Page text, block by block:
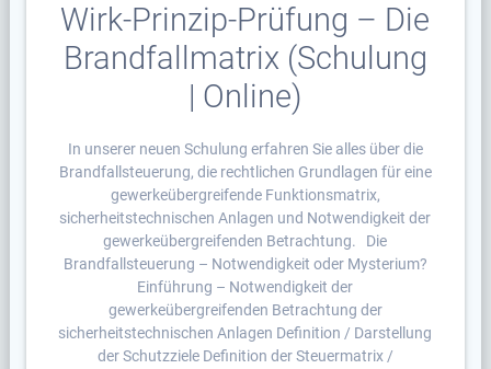
Wirk-Prinzip-Prüfung – Die
Brandfallmatrix (Schulung
| Online)
In unserer neuen Schulung erfahren Sie alles über die
Brandfallsteuerung, die rechtlichen Grundlagen für eine
gewerkeübergreifende Funktionsmatrix,
sicherheitstechnischen Anlagen und Notwendigkeit der
gewerkeübergreifenden Betrachtung. Die
Brandfallsteuerung – Notwendigkeit oder Mysterium?
Einführung – Notwendigkeit der
gewerkeübergreifenden Betrachtung der
sicherheitstechnischen Anlagen Definition / Darstellung
der Schutzziele Definition der Steuermatrix /